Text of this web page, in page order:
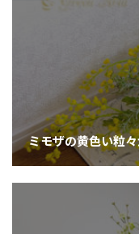
ミモザの黄色い粒